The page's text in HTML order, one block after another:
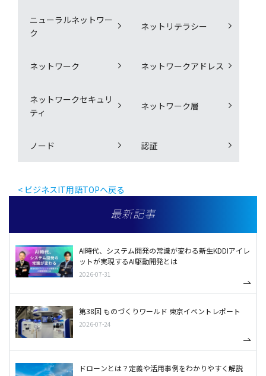
ニューラルネットワー
ク
ネットリテラシー
ネットワーク ネットワークアドレス
ネットワークセキュリ
ティ
ネットワーク層
ノード 認証
< ビジネスIT用語TOPへ戻る
最新記事
AI時代、システム開発の常識が変わる――新生KDDIアイレ
ットが実現するAI駆動開発とは
2026-07-31
第38回 ものづくりワールド 東京イベントレポート
2026-07-24
ドローンとは？定義や活用事例をわかりやすく解説